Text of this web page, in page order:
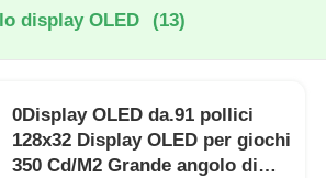
display OLED (13)
0Display OLED da.91 pollici
128x32 Display OLED per giochi
350 Cd/M2 Grande angolo di